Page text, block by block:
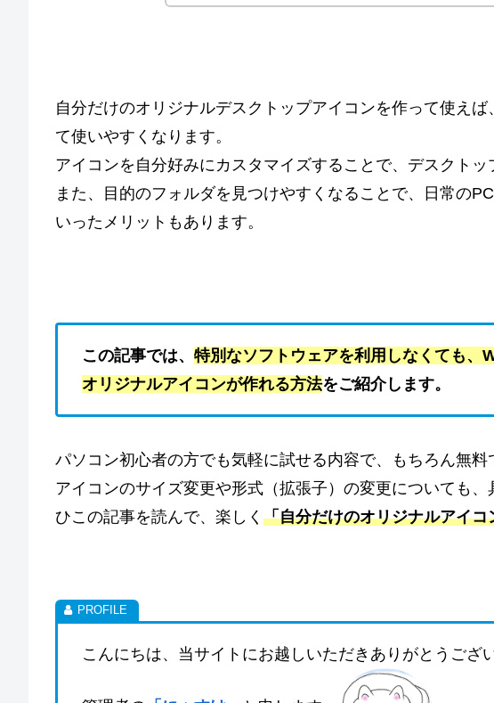
自分だけのオリジナルデスクトップアイコンを作って使え
て使いやすくなります。
アイコンを自分好みにカスタマイズすることで、デスクトッ
また、目的のフォルダを見つけやすくなることで、日常の
いったメリットもあります。
この記事では、 特別なソフトウェアを利用しなくても
オリジナルアイコンが作れる方法をご紹介します。
パソコン初心者の方でも気軽に試せる内容で、もちろん無料
アイコンのサイズ変更や形式（拡張子）の変更についても
ひこの記事を読んで、楽しく 「自分だけのオリジナルアイコ
こんにちは、当サイトにお越しいただきありがとうござ